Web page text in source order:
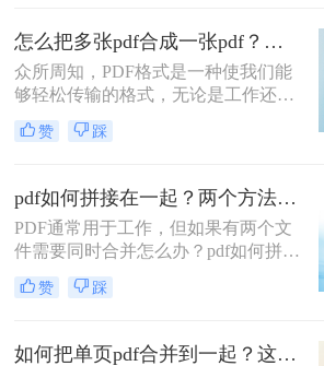
地在互联网上找到相关的方法。最
后，我们不能达到我们理想的预期。
让我们来看看pdf合并的方法。
怎么把多张pdf合成一张pdf？这三个方法非常简单！请低调使用
众所周知，PDF格式是一种使我们能
够轻松传输的格式，无论是工作还是
学习，我们都将使用它，但如果我们
能掌握更多的PDF操作技巧，这对提
事，因此，今天我们要讲的是，怎么
把多张pdf合成一张pdf，如果你也想
要知道pdf合并技巧方法，就来看看
吧！
赞 踩
pdf如何拼接在一起？两个方法解决多文件的麻烦
PDF通常用于工作，但如果有两个文
件需要同时合并怎么办？pdf如何拼接
在一起？如果你想将多个PDF文件合
并成一个PDF文件，那么你可以使用
享pdf合并的方法技巧。
赞 踩
如何把单页pdf合并到一起？这二个简单方法，轻松合并上千文档！